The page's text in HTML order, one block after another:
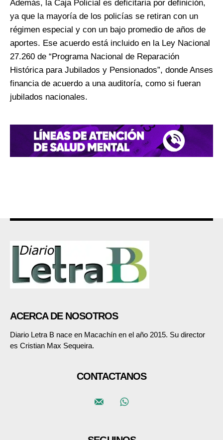
Además, la Caja Policial es deficitaria por definición,
ya que la mayoría de los policías se retiran con un
régimen especial y con un bajo promedio de años de
aportes. Ese acuerdo está incluido en la Ley Nacional
27.260 de “Programa Nacional de Reparación
Histórica para Jubilados y Pensionados”, donde Anses
financia de acuerdo a una auditoría, como si fueran
jubilados nacionales.
ACERCA DE NOSOTROS
Diario Letra B nace en Macachín en el año 2015. Su director
es Cristian Max Sequeira.
CONTACTANOS